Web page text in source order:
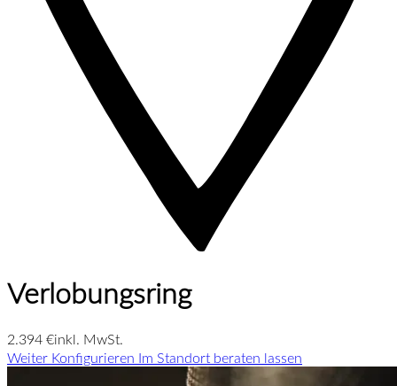
Verlobungsring
2.394 €inkl. MwSt.
Weiter Konfigurieren Im Standort beraten lassen